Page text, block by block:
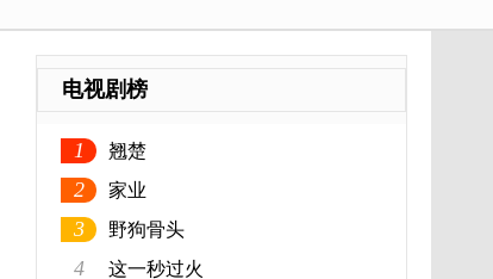
电视剧榜
1 翘楚
2 家业
3 野狗骨头
4 这一秒过火